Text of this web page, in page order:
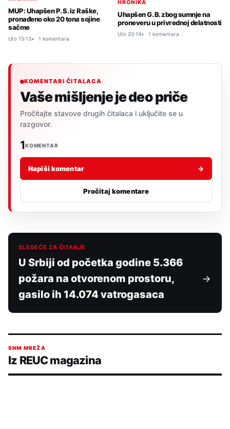
MUP: Uhapšen P. S. iz Raške,
pronađeno oko 20 tona sojine
sačme
Uto 15:13 1 komentara
HRONIKA
Uhapšen G. B. zbog sumnje na
proneveru u privrednoj delatnosti
Uto 20:14 1 komentara
KOMENTARI ČITALACA
Vaše mišljenje je deo priče
Pročitajte stavove drugih čitalaca i uključite se u
razgovor.
1KOMENTAR
Napiši komentar →
Pročitaj komentare
SLEDEĆE ZA ČITANJE
U Srbiji od početka godine 5.366
požara na otvorenom prostoru,
gasilo ih 14.074 vatrogasaca
SNM MREŽA
Iz REUC magazina